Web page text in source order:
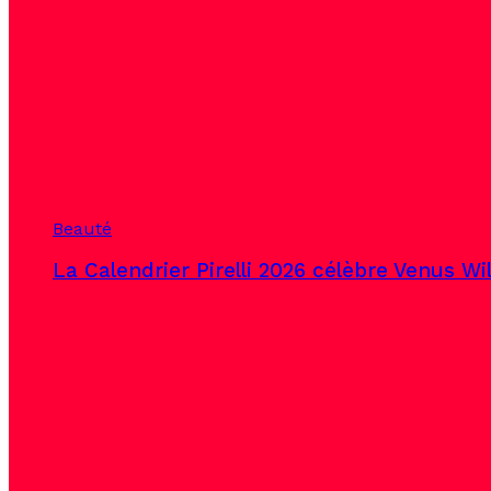
Beauté
La Calendrier Pirelli 2026 célèbre Venus